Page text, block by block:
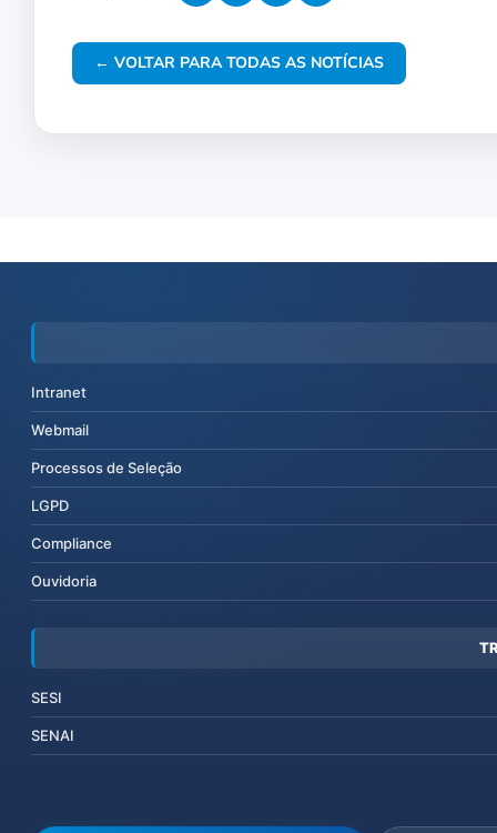
← VOLTAR PARA TODAS AS NOTÍCIAS
Intranet
Webmail
Processos de Seleção
LGPD
Compliance
Ouvidoria
SESI
SENAI